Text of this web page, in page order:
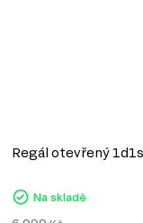
Regál otevřený
Na skladě